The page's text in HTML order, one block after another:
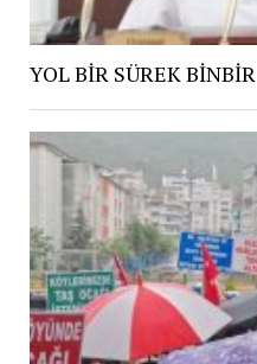
YOL BİR SÜREK BİNBİR